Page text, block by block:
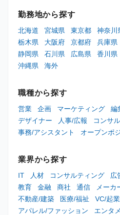
勤務地から探す
北海道 宮城県 東京都 神奈川
栃木県
大阪府 京都府 兵庫県
静岡県
石川県 広島県 香川県
沖縄県
海外
職種から探す
営業 企画 マーケティング 編
デザイナー
人事/広報
コンサ
事務/アシスタント
オープンポ
業界から探す
IT 人材 コンサルティング 広
教育
金融 商社 通信 メーカ
不動産/建築
医療/福祉 VC/起
アパレル/ファッション
エンタ